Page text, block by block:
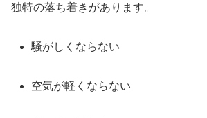
独特の落ち着きがあります。
騒がしくならない
空気が軽くならない